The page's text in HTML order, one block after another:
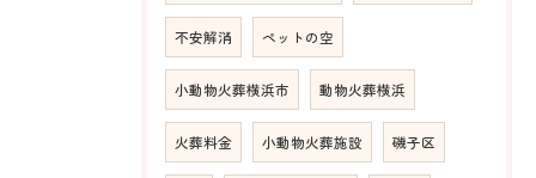
不安解消 ペットの空
小動物火葬横浜市 動物火葬横浜
火葬料金 小動物火葬施設 磯子区